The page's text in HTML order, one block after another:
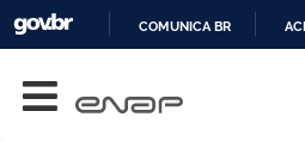
COMUNICA BR